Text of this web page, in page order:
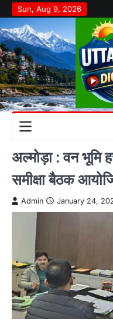
Skip
to
content
Sun, Aug 9, 2026
अल्मोड़ा : वन भूमि
समीक्षा बैठक
Admin January 24,